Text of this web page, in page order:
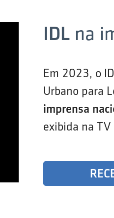
IDL na
Em 2023, o
Urbano para
imprensa
exibida na TV